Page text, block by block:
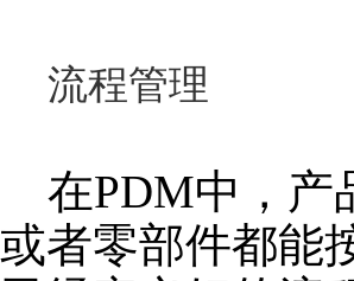
流程管理
在PDM中，产
或者零部件都能